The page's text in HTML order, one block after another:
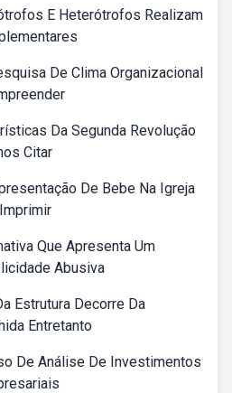
E Heterótrofos Realizam
De Clima Organizacional
Da Segunda Revolução
Citar
De Bebe Na Igreja
Que Apresenta Um
Abusiva
Estrutura Decorre Da
Entretanto
De Análise De Investimentos